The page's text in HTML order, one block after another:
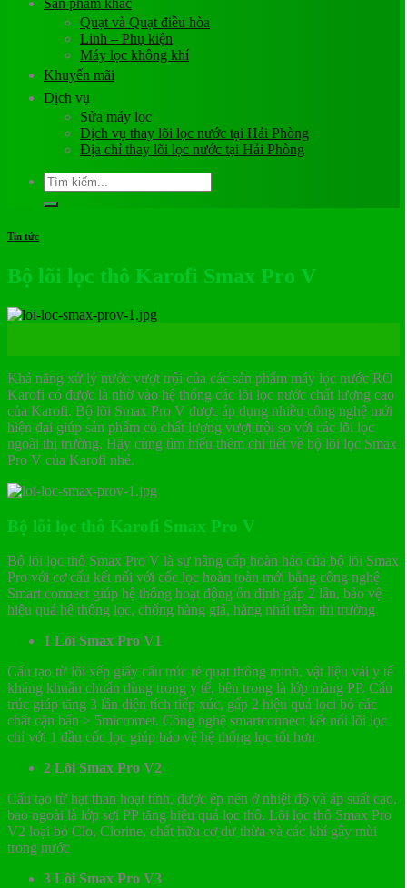
Sản phẩm khác
Quạt và Quạt điều hòa
Linh – Phụ kiện
Máy lọc không khí
Khuyến mãi
Dịch vụ
Sửa máy lọc
Dịch vụ thay lõi lọc nước tại Hải Phòng
Địa chỉ thay lõi lọc nước tại Hải Phòng
Tìm
kiếm:
Tin tức
Bộ lõi lọc thô Karofi Smax Pro V
Khả năng xử lý nước vượt trội của các sản phẩm máy lọc nước RO
Karofi có được là nhờ vào hệ thống các lõi lọc nước chất lượng cao
của Karofi. Bộ lõi Smax Pro V được áp dụng nhiều công nghệ mới
hiện đại giúp sản phẩm có chất lượng vượt trội so với các lõi lọc
ngoài thị trường. Hãy cùng tìm hiểu thêm chi tiết về bộ lõi lọc Smax
Pro V của Karofi nhé.
Bộ lõi lọc thô Karofi Smax Pro V
Bộ lõi lọc thô Smax Pro V là sự nâng cấp hoàn hảo của bộ lõi Smax
Pro với cơ cấu kết nối với cốc lọc hoàn toàn mới bằng công nghệ
Smart connect giúp hệ thống hoạt động ổn định gấp 2 lần, bảo vệ
hiệu quả hệ thống lọc, chống hàng giả, hàng nhái trên thị trường
1 Lõi Smax Pro V1
Cấu tạo từ lõi xếp giấy cấu trúc rẻ quạt thông minh, vật liệu vải y tế
kháng khuẩn chuẩn dùng trong y tế, bên trong là lớp màng PP. Cấu
trúc giúp tăng 3 lần diện tích tiếp xúc, gấp 2 hiệu quả lọci bỏ các
chất cặn bẩn > 5micromet. Công nghệ smartconnect kết nối lõi lọc
chỉ với 1 đầu cốc lọc giúp bảo vệ hệ thống lọc tốt hơn
2 Lõi Smax Pro V2
Cấu tạo từ hạt than hoạt tính, được ép nén ở nhiệt độ và áp suất cao,
bao ngoài là lớp sợi PP tăng hiệu quả lọc thô. Lõi lọc thô Smax Pro
V2 loại bỏ Clo, Clorine, chất hữu cơ dư thừa và các khí gây mùi
trong nước
3 Lõi Smax Pro V3